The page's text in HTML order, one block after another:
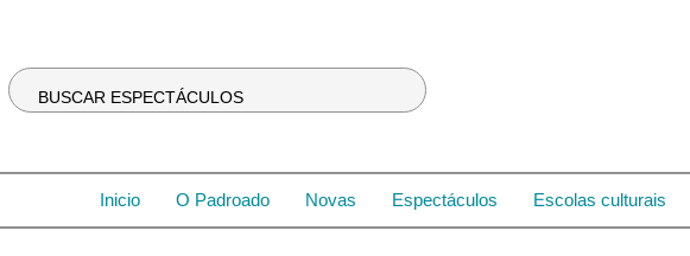
BUSCAR ESPECTÁCULOS
Inicio O Padroado Novas Espectáculos Escolas culturais